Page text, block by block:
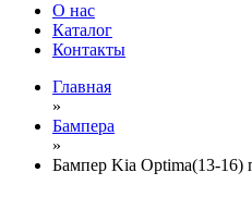
О нас
Каталог
Контакты
Главная
»
Бампера
»
Бампер Kia Optima(13-